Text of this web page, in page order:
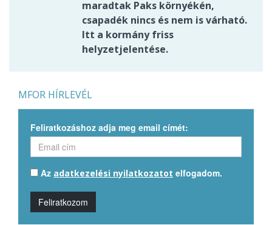
maradtak Paks környékén,
csapadék nincs és nem is várható.
Itt a kormány friss
helyzetjelentése.
MFOR HÍRLEVÉL
Feliratkozáshoz adja meg email címét:
Az adatkezelési nyilatkozatot elfogadom.
Feliratkozom